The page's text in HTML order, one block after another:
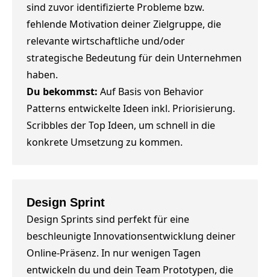
sind zuvor identifizierte Probleme bzw.
fehlende Motivation deiner Zielgruppe, die
relevante wirtschaftliche und/oder
strategische Bedeutung für dein Unternehmen
haben.
Du bekommst: Auf Basis von Behavior
Patterns entwickelte Ideen inkl. Priorisierung.
Scribbles der Top Ideen, um schnell in die
konkrete Umsetzung zu kommen.
Design Sprint
Design Sprints sind perfekt für eine
beschleunigte Innovationsentwicklung deiner
Online-Präsenz. In nur wenigen Tagen
entwickeln du und dein Team Prototypen, die